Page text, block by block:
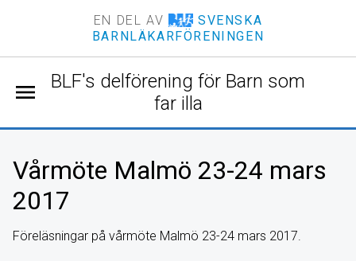
EN DEL AV
SVENSKA
BARNLÄKARFÖRENINGEN
BLF's delförening för Barn som
far illa
menu
Vårmöte Malmö 23-24 mars
2017
Föreläsningar på vårmöte Malmö 23-24 mars 2017.